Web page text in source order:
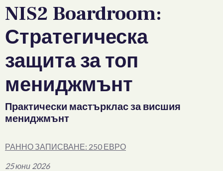
NIS2 Boardroom:
Стратегическа
защита за топ
мениджмънт
Практически мастърклас за висшия
мениджмънт
РАННО ЗАПИСВАНЕ: 250 ЕВРО
25 юни 2026